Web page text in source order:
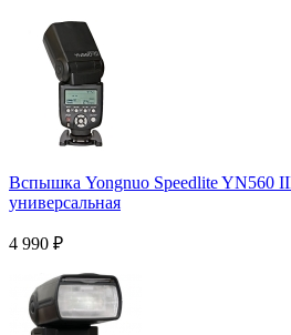
Вспышка Yongnuo Speedlite YN560
универсальная
4 990 ₽